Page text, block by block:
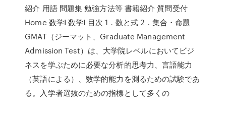
紹介 用語 問題集 勉強方法等 書籍紹介 質問受付
Home 数学Ⅰ 数学Ⅰ 目次 1．数と式 2．集合・命題
GMAT（ジーマット、Graduate Management
Admission Test）は、大学院レベルにおいてビジ
ネスを学ぶために必要な分析的思考力、言語能力
（英語による）、数学的能力を測るための試験であ
る。入学者選抜のための指標として多くの